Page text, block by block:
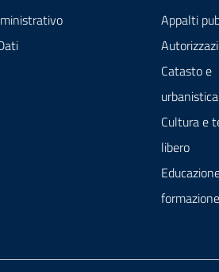
Appalti
Catasto e
urbanistica
Cultura e
libero
formazione